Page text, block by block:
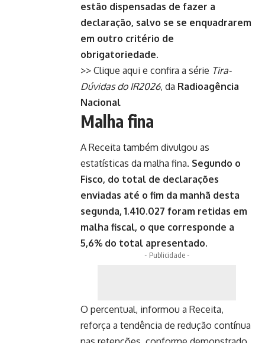
estão dispensadas de fazer a
declaração, salvo se se enquadrarem
em outro critério de
obrigatoriedade.
>> Clique aqui e confira a série Tira-
Dúvidas do IR2026, da Radioagência
Nacional
Malha fina
A Receita também divulgou as
estatísticas da malha fina. Segundo o
Fisco, do total de declarações
enviadas até o fim da manhã desta
segunda, 1.410.027 foram retidas em
malha fiscal, o que corresponde a
5,6% do total apresentado.
- Publicidade -
O percentual, informou a Receita,
reforça a tendência de redução contínua